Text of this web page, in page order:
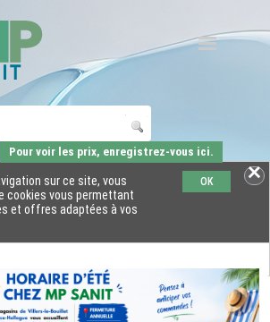
sur ce site, vous
cookies vous permettant
et offres adaptées à vos
OK
Pour voir les prix, enregistrez-vous ici.